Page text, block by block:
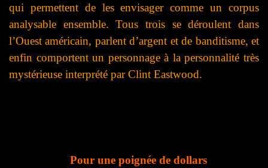
qui permettent de les envisager comme un corpus
analysable ensemble. Tous trois se déroulent dans
l’Ouest américain, parlent d’argent et de banditisme, et
enfin comportent un personnage à la personnalité très
mystérieuse interprété par Clint Eastwood.
Pour une poignée de dollars